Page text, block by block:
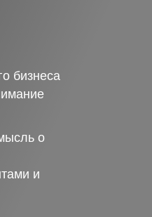
бизнеса
о
и